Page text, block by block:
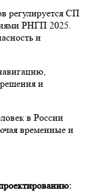
регулируется СП
РНГП 2025.
и
и
в России
временные и